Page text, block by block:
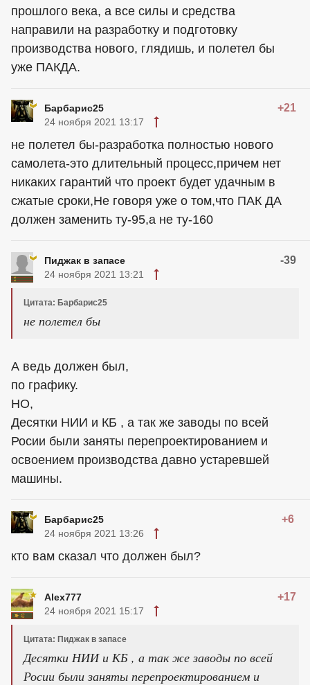
прошлого века, а все силы и средства
направили на разработку и подготовку
производства нового, глядишь, и полетел бы
уже ПАКДА.
Барбарис25 +21
24 ноября 2021 13:17
не полетел бы-разработка полностью нового
самолета-это длительный процесс,причем нет
никаких гарантий что проект будет удачным в
сжатые сроки,Не говоря уже о том,что ПАК ДА
должен заменить ту-95,а не ту-160
Пиджак в запасе -39
24 ноября 2021 13:21
Цитата: Барбарис25
не полетел бы
А ведь должен был,
по графику.
НО,
Десятки НИИ и КБ , а так же заводы по всей
Росии были заняты перепроектированием и
освоением производства давно устаревшей
машины.
Барбарис25 +6
24 ноября 2021 13:26
кто вам сказал что должен был?
Alex777 +17
24 ноября 2021 15:17
Цитата: Пиджак в запасе
Десятки НИИ и КБ , а так же заводы по всей
Росии были заняты перепроектированием и